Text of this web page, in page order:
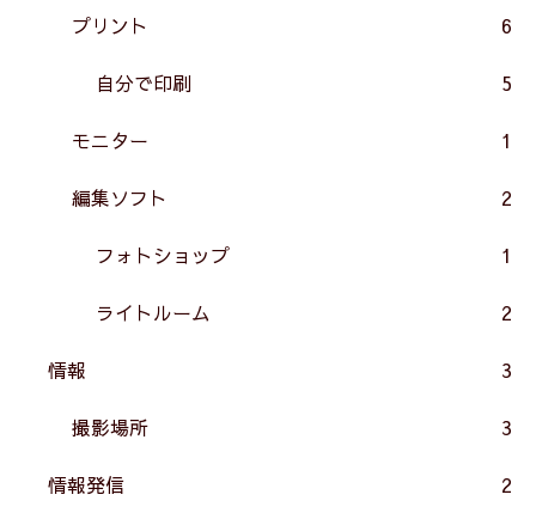
プリント 6
自分で印刷 5
モニター 1
編集ソフト 2
フォトショップ 1
ライトルーム 2
情報 3
撮影場所 3
情報発信 2